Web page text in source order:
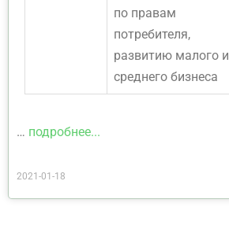
по правам
потребителя,
развитию малого и
среднего бизнеса
… подробнее...
2021-01-18